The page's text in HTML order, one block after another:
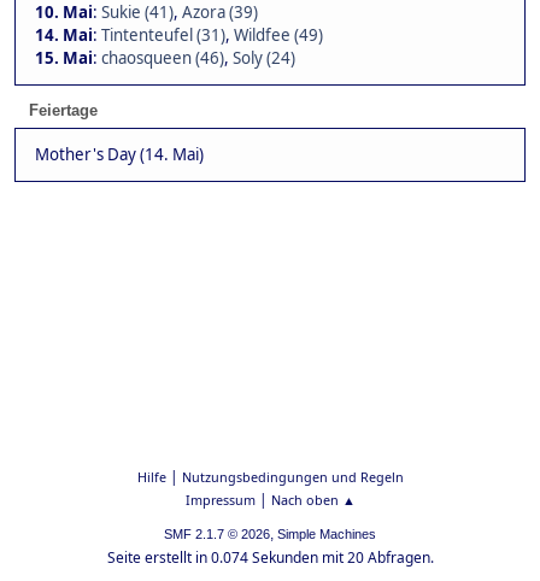
10. Mai: Sukie (41), Azora (39)
14. Mai: Tintenteufel (31), Wildfee (49)
15. Mai: chaosqueen (46), Soly (24)
Feiertage
Mother's Day (14. Mai)
Hilfe| Nutzungsbedingungen und Regeln
Impressum| Nach oben ▲
SMF 2.1.7 © 2026, Simple Machines
Seite erstellt in 0.074 Sekunden mit 20 Abfragen.